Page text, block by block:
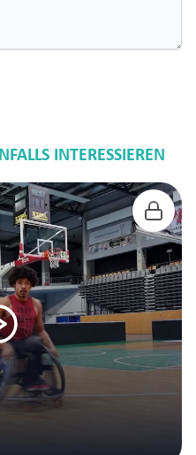
INTERESSIEREN